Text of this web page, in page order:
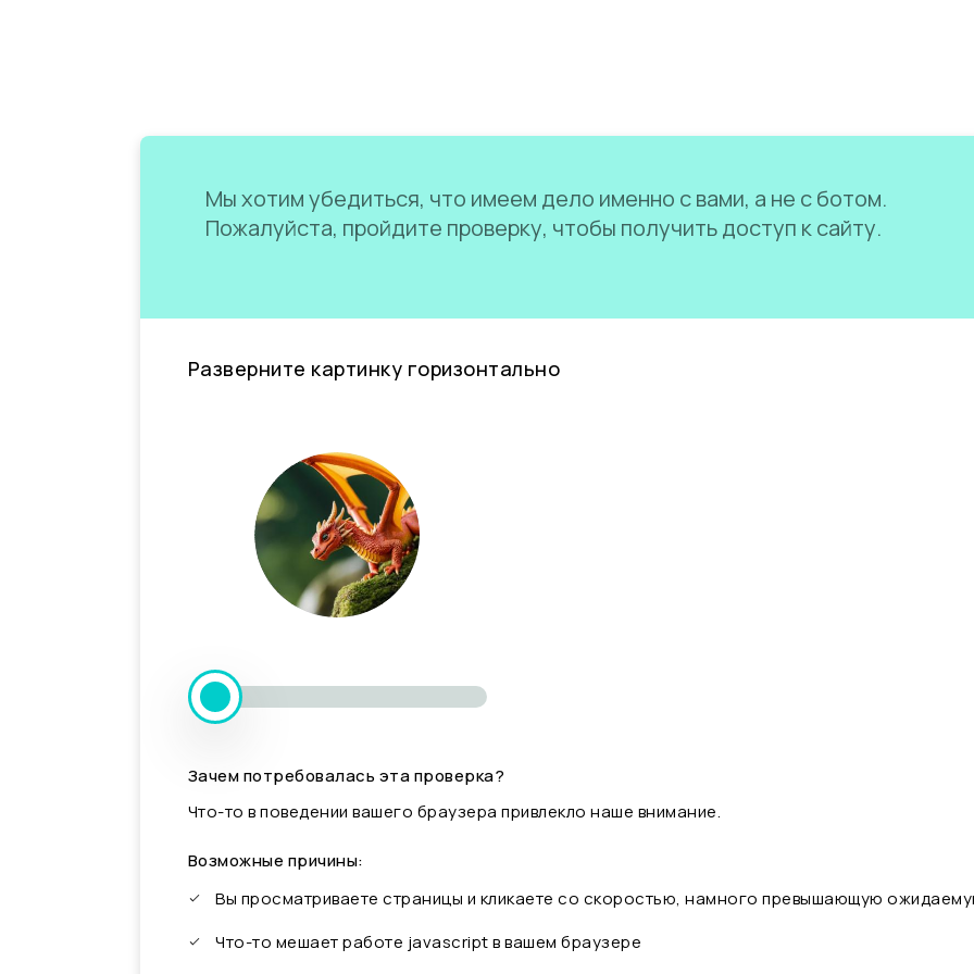
Мы хотим убедиться, что имеем дело именно с вами, а не с ботом.
Пожалуйста, пройдите проверку, чтобы получить доступ к сайту.
Разверните картинку горизонтально
Зачем потребовалась эта проверка?
Что-то в поведении вашего браузера привлекло наше внимание.
Возможные причины:
Вы просматриваете страницы и кликаете со скоростью, намного превышающую
Что-то мешает работе javascript в вашем браузере